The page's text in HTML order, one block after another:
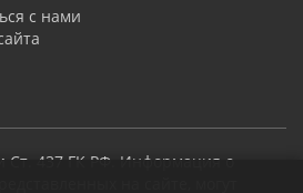
с нами
Ст. 437 ГК РФ. Информация о